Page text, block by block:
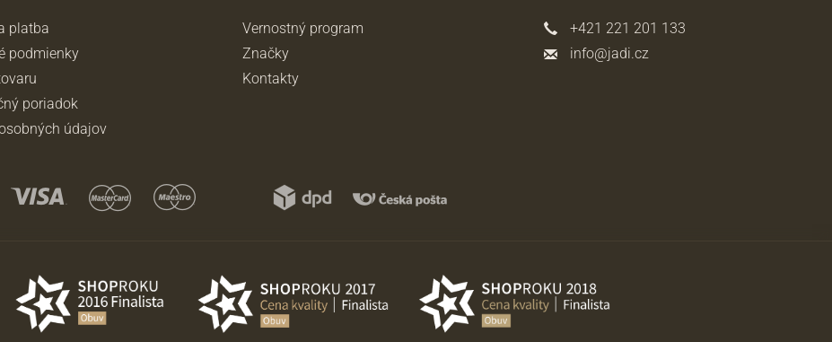
platba
podmienky
poriadok
údajov
Vernostný program
Značky
Kontakty
+421 221 201 133
info@jadi.cz